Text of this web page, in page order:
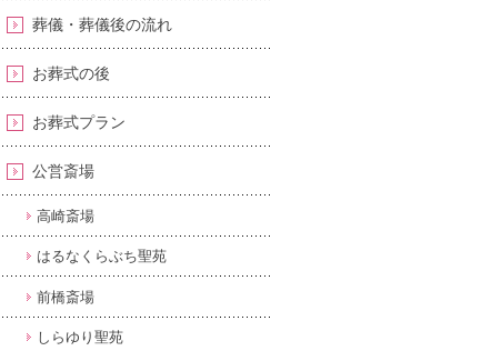
葬儀・葬儀後の流れ
お葬式の後
お葬式プラン
公営斎場
高崎斎場
はるなくらぶち聖苑
前橋斎場
しらゆり聖苑